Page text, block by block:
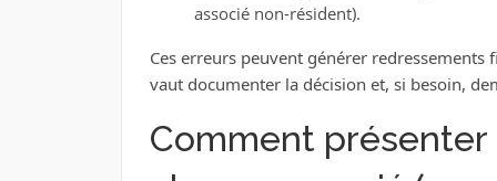
associé non-résident).
Ces erreurs peuvent générer
vaut documenter la décision et, si besoin,
Comment